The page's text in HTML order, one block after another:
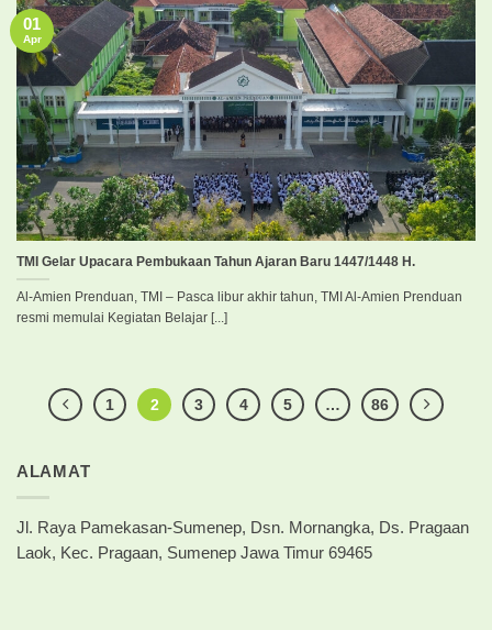
TMI Gelar Upacara Pembukaan Tahun Ajaran Baru 1447/1448 H.
Al-Amien Prenduan, TMI – Pasca libur akhir tahun, TMI Al-Amien Prenduan
resmi memulai Kegiatan Belajar [...]
01
Apr
1 2 3 4 5 … 86
ALAMAT
Jl. Raya Pamekasan-Sumenep, Dsn. Mornangka, Ds. Pragaan
Laok, Kec. Pragaan, Sumenep Jawa Timur 69465